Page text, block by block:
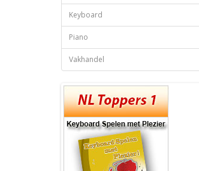
Keyboard
Piano
Vakhandel